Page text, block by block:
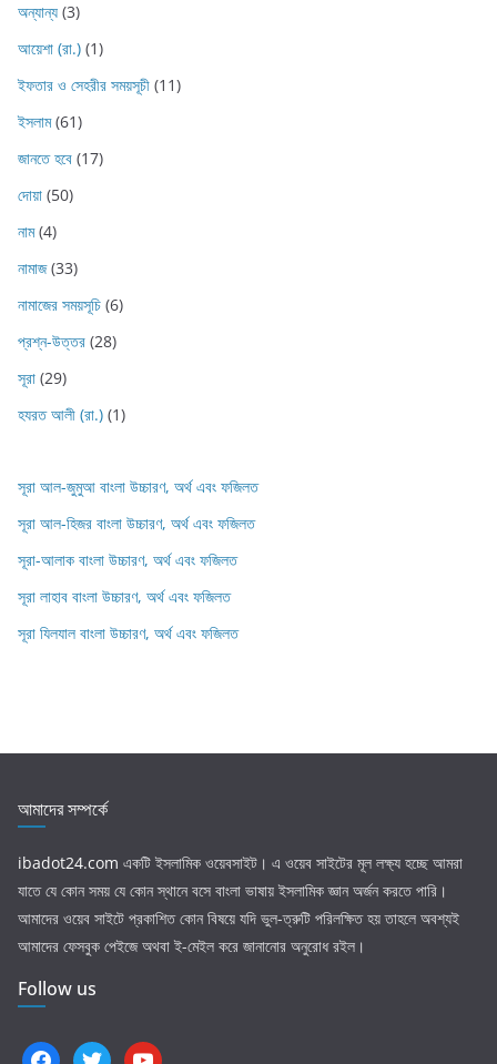
অন্যান্য (3)
আয়েশা (রা.) (1)
ইফতার ও সেহরীর সময়সূচী (11)
ইসলাম(61)
জানতে হবে (17)
দোয়া (50)
নাম(4)
নামাজ(33)
নামাজের সময়সূচি (6)
প্রশ্ন-উত্তর (28)
সূরা (29)
হযরত আলী (রা.) (1)
সূরা আল-জুমুআ বাংলা উচ্চারণ, অর্থ এবং ফজিলত
সূরা আল-হিজর বাংলা উচ্চারণ, অর্থ এবং ফজিলত
সূরা-আলাক বাংলা উচ্চারণ, অর্থ এবং ফজিলত
সূরা লাহাব‌‌‌ বাংলা উচ্চারণ, অর্থ এবং ফজিলত
সূরা যিলযাল বাংলা উচ্চারণ, অর্থ এবং ফজিলত
আমাদের সম্পর্কে
ibadot24.com একটি ইসলামিক ওয়েবসাইট। এ ওয়েব সাইটের মূল লক্ষ্য হচ্ছে আমরা
যাতে যে কোন সময় যে কোন স্থানে বসে বাংলা ভাষায় ইসলামিক জ্ঞান অর্জন করতে পারি।
আমাদের ওয়েব সাইটে প্রকাশিত কোন বিষয়ে যদি ভুল-ত্রুটি পরিলক্ষিত হয় তাহলে অবশ্যই
আমাদের ফেসবুক পেইজে অথবা ই-মেইল করে জানানোর অনুরোধ রইল।
Follow us
facebooktwitter youtube